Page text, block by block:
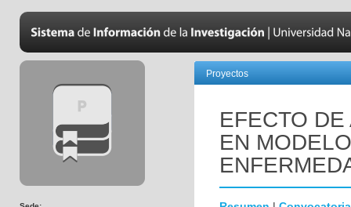
Proyectos
EFECTO
EN